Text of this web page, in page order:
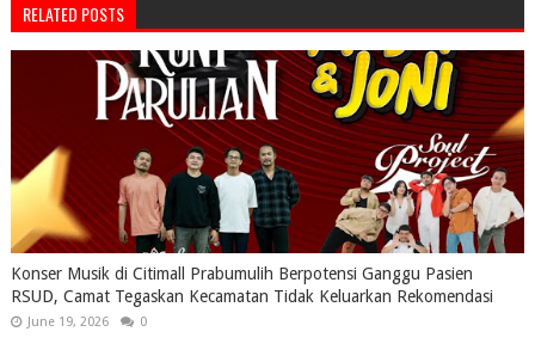
RELATED POSTS
Konser Musik di Citimall Prabumulih Berpotensi Ganggu Pasien
RSUD, Camat Tegaskan Kecamatan Tidak Keluarkan Rekomendasi
June 19, 2026 0